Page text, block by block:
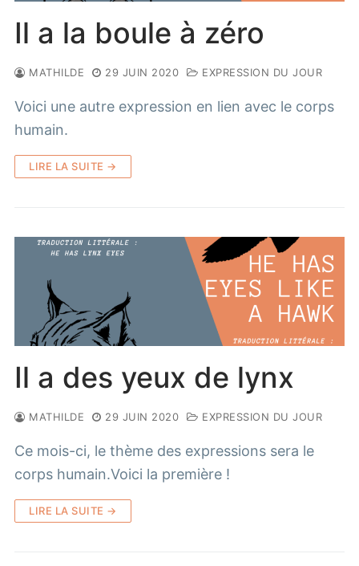
Il a la boule à zéro
MATHILDE 29 JUIN 2020 EXPRESSION DU JOUR
Voici une autre expression en lien avec le corps
humain.
LIRE LA SUITE →
Il a des yeux de lynx
MATHILDE 29 JUIN 2020 EXPRESSION DU JOUR
Ce mois-ci, le thème des expressions sera le
corps humain.Voici la première !
LIRE LA SUITE →